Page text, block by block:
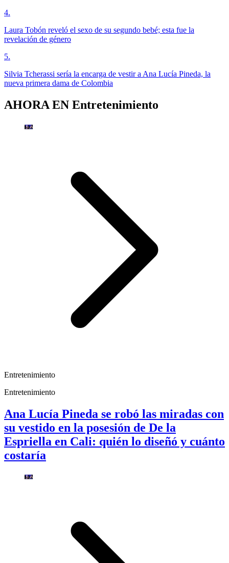
4.
Laura Tobón reveló el sexo de su segundo bebé; esta fue la
revelación de género
5.
Silvia Tcherassi sería la encarga de vestir a Ana Lucía Pineda, la
nueva primera dama de Colombia
AHORA EN Entretenimiento
Entretenimiento
Entretenimiento
Ana Lucía Pineda se robó las miradas con
su vestido en la posesión de De la
Espriella en Cali: quién lo diseñó y cuánto
costaría